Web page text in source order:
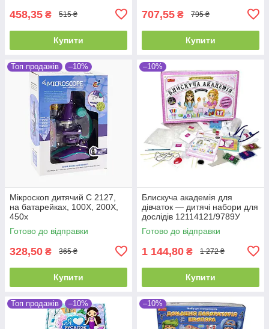
458,35 ₴ 515 ₴
Купити
707,55 ₴ 795 ₴
Купити
Топ продажів –10%
Мікроскоп дитячий С 2127,
на батарейках, 100Х, 200Х,
450х
Готово до відправки
328,50 ₴ 365 ₴
Купити
–10%
Блискуча академія для
дівчаток — дитячі набори для
дослідів 12114121/9789У
"Ранок"
Готово до відправки
1 144,80 ₴ 1 272 ₴
Купити
Топ продажів –10% –10%